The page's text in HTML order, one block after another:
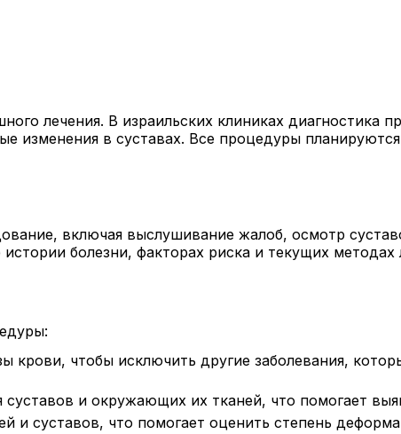
лечения. В израильских клиниках диагностика
изменения в суставах. Все процедуры
включая выслушивание жалоб, осмотр
болезни, факторах риска и текущих методах
крови, чтобы исключить другие заболевания,
и окружающих их тканей, что помогает
и суставов, что помогает оценить степень